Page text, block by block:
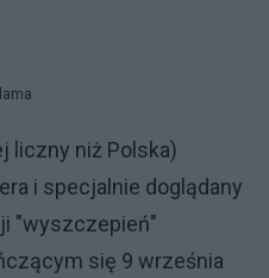
liczny niż Polska)
i specjalnie doglądany
"wyszczepień"
się 9 września